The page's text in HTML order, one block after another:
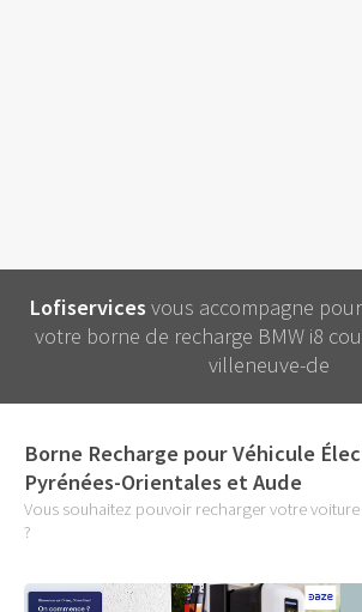
Lofiservices vous accompagne
votre borne de recharge BMW i8
villeneuve-de
Borne Recharge pour Véhicule
Pyrénées-Orientales et Aude
Vous souhaitez pouvoir recharger votre
?